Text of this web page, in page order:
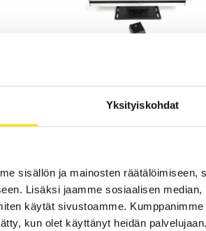
Yksityiskohdat
sisällön ja mainosten räätälöimiseen,
Lisäksi jaamme sosiaalisen
käytät sivustoamme.
kun olet käyttänyt heidän palvelujaan.
3-point Bend Jig från Mecmesin för mätning av